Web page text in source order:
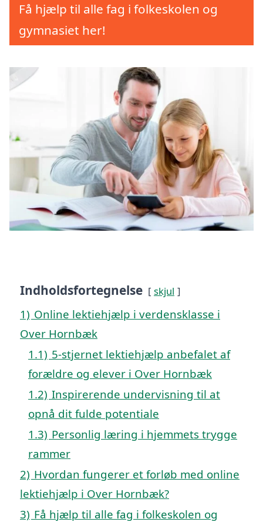
Få hjælp til alle fag i folkeskolen og
gymnasiet her!
Indholdsfortegnelse skjul
1) Online lektiehjælp i verdensklasse i
Over Hornbæk
1.1) 5-stjernet lektiehjælp anbefalet af
forældre og elever i Over Hornbæk
1.2) Inspirerende undervisning til at
opnå dit fulde potentiale
1.3) Personlig læring i hjemmets trygge
rammer
2) Hvordan fungerer et forløb med online
lektiehjælp i Over Hornbæk?
3) Få hjælp til alle fag i folkeskolen og